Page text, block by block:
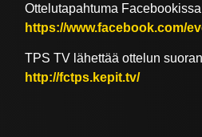
Ottelutapahtuma
https://www.facebook.com/
TPS TV lähettää ottelun
http://fctps.kepit.tv/